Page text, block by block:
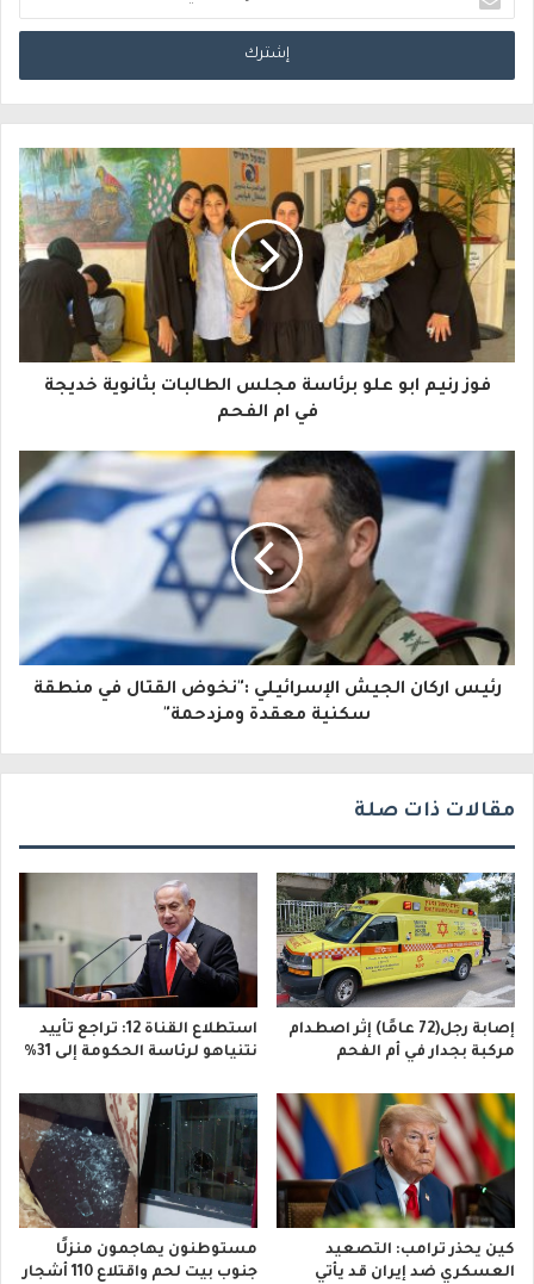
د
خ
ب
ر
ي
د
ك
ا
إ
و
فوز رنيم ابو علو برئاسة مجلس الطالبات بثانوية خديجة
في ام الفحم
رئيس اركان الجيش الإسرائيلي :"نخوض القتال في منطقة
سكنية معقدة ومزدحمة"
مقالات ذات صلة
إصابة رجل(72 عامًا) إثر اصطدام
مركبة بجدار في أم الفحم
استطلاع القناة 12: تراجع تأييد
نتنياهو لرئاسة الحكومة إلى 31%
كين يحذر ترامب: التصعيد
العسكري ضد إيران قد يأتي
مستوطنون يهاجمون منزلًا
جنوب بيت لحم واقتلاع 110 أشجار